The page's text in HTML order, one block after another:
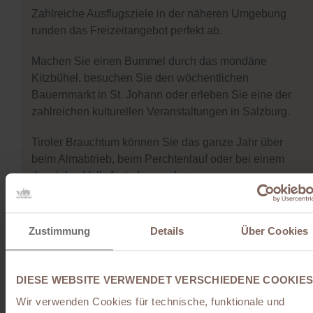
Zustimmung Details Über Cookies
DIESE WEBSITE VERWENDET VERSCHIEDENE COOKIES
Wir verwenden Cookies für technische, funktionale und
Zahlreiche Ausflugsziele in der näheren Umgebung
runden das Freizeitangebot perfekt ab.
Machen Sie einen Bummel durch das mondäne
Kitzbühel, besuchen Sie den wöchentlichen
Bauernmarkt in St. Johann oder erleben Sie eine der
zahlreichen kulturellen Veranstaltungen in Salzburg.
Tiroler Brauchtum können Sie das ganze Jahr über
beim Almabtrieb, beim Perchtenlauf oder bei einem
der vielen Volksfeste bewundern.